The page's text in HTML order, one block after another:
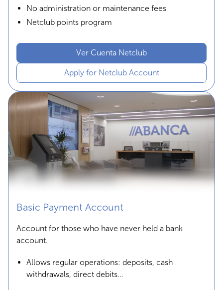
No administration or maintenance fees
Netclub points program
Ver Cuenta Netclub
Apply for Netclub Account
Basic Payment Account
Account for those who have never held a bank
account.
Allows regular operations: deposits, cash
withdrawals, direct debits…